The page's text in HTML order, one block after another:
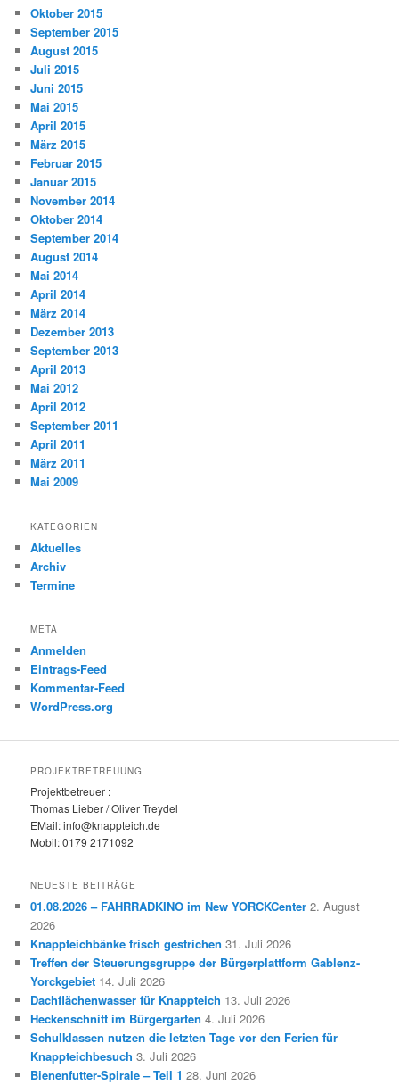
Oktober 2015
September 2015
August 2015
Juli 2015
Juni 2015
Mai 2015
April 2015
März 2015
Februar 2015
Januar 2015
November 2014
Oktober 2014
September 2014
August 2014
Mai 2014
April 2014
März 2014
Dezember 2013
September 2013
April 2013
Mai 2012
April 2012
September 2011
April 2011
März 2011
Mai 2009
KATEGORIEN
Aktuelles
Archiv
Termine
META
Anmelden
Eintrags-Feed
Kommentar-Feed
WordPress.org
PROJEKTBETREUUNG
Projektbetreuer :
Thomas Lieber / Oliver Treydel
EMail: info@knappteich.de
Mobil: 0179 2171092
NEUESTE BEITRÄGE
01.08.2026 – FAHRRADKINO im New YORCKCenter 2. August
2026
Knappteichbänke frisch gestrichen 31. Juli 2026
Treffen der Steuerungsgruppe der Bürgerplattform Gablenz-
Yorckgebiet 14. Juli 2026
Dachflächenwasser für Knappteich 13. Juli 2026
Heckenschnitt im Bürgergarten 4. Juli 2026
Schulklassen nutzen die letzten Tage vor den Ferien für
Knappteichbesuch 3. Juli 2026
Bienenfutter-Spirale – Teil 1 28. Juni 2026